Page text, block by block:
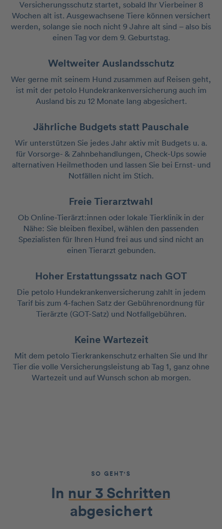
Versicherungsschutz startet, sobald Ihr Vierbeiner 8
Wochen alt ist. Ausgewachsene Tiere können versichert
werden, solange sie noch nicht 9 Jahre alt sind – also bis
einen Tag vor dem 9. Geburtstag.
Weltweiter Auslandsschutz
Wer gerne mit seinem Hund zusammen auf Reisen geht,
ist mit der petolo Hundekrankenversicherung auch im
Ausland bis zu 12 Monate lang abgesichert.
Jährliche Budgets statt Pauschale
Wir unterstützen Sie jedes Jahr aktiv mit Budgets u. a.
für Vorsorge- & Zahnbehandlungen, Check-Ups sowie
alternativen Heilmethoden und lassen Sie bei Ernst- und
Notfällen nicht im Stich.
Freie Tierarztwahl
Ob Online-Tierärzt:innen oder lokale Tierklinik in der
Nähe: Sie bleiben flexibel, wählen den passenden
Spezialisten für Ihren Hund frei aus und sind nicht an
einen Tierarzt gebunden.
Hoher Erstattungssatz nach GOT
Die petolo Hundekrankenversicherung zahlt in jedem
Tarif bis zum 4-fachen Satz der Gebührenordnung für
Tierärzte (GOT-Satz) und Notfallgebühren.
Keine Wartezeit
Mit dem petolo Tierkrankenschutz erhalten Sie und Ihr
Tier die volle Versicherungsleistung ab Tag 1, ganz ohne
Wartezeit und auf Wunsch schon ab morgen.
SO GEHT'S
In nur 3 Schritten
abgesichert